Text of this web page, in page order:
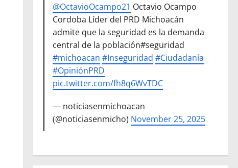
@OctavioOcampo21 Octavio Ocampo
Cordoba Líder del PRD Michoacán
admite que la seguridad es la demanda
central de la población#seguridad
#michoacan #Inseguridad #Ciudadanía
#OpiniónPRD
pic.twitter.com/fh8q6WvTDC
— noticiasenmichoacan
(@noticiasenmicho) November 25, 2025